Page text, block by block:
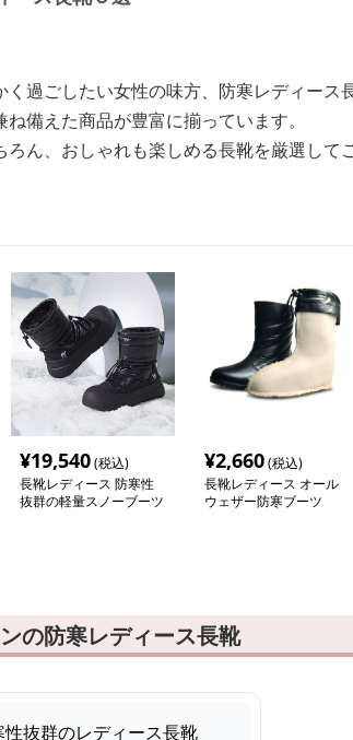
過ごしたい女性の味方、防寒レディース長
備えた商品が豊富に揃っています。
ん、おしゃれも楽しめる長靴を厳選して
¥19,540(税込)
長靴レディース 防寒性
抜群の軽量スノーブーツ
¥2,660(税込)
長靴レディース オール
ウェザー防寒ブーツ
の防寒レディース長靴